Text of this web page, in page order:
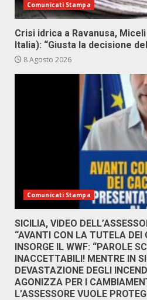
Comunicati Stampa
Crisi idrica a Ravanusa,
Italia): “Giusta la decisione
8 Agosto 2026
Comunicati Stampa
SICILIA, VIDEO
“AVANTI CON LA TUTELA DEI
INSORGE IL WWF: “PAROLE
INACCETTABILI! MENTRE IN
DEVASTAZIONE DEGLI
AGONIZZA PER I
L’ASSESSORE VUOLE